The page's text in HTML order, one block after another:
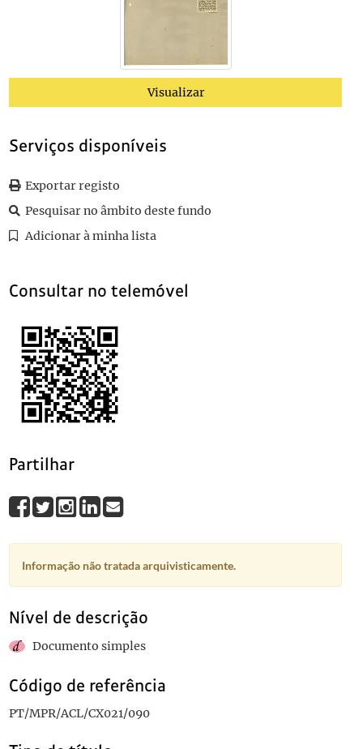
Visualizar
Serviços disponíveis
Exportar registo
Pesquisar no âmbito deste fundo
Adicionar à minha lista
Consultar no telemóvel
Partilhar
Informação não tratada arquivisticamente.
Nível de descrição
Documento simples
Código de referência
PT/MPR/ACL/CX021/090